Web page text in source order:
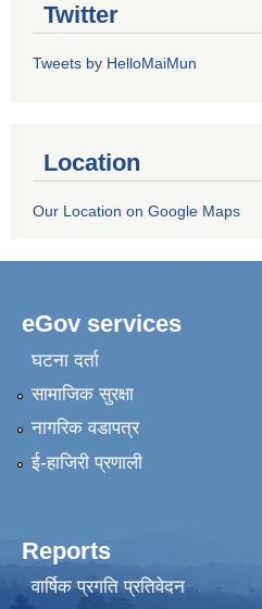
Twitter
Tweets by HelloMaiMun
Location
Our Location on Google Maps
eGov services
घटना दर्ता
सामाजिक सुरक्षा
नागरिक वडापत्र
ई-हाजिरी प्रणाली
Reports
वार्षिक प्रगति प्रतिवेदन